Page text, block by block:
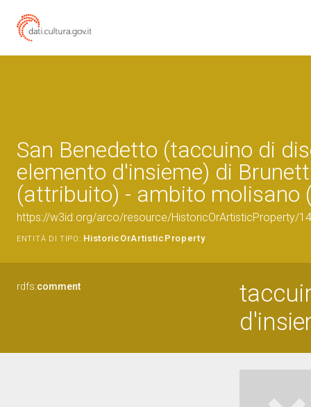
San Benedetto (taccuino di
elemento d'insieme) di
(attribuito) - ambito molisano
https://w3id.org/arco/resource/HistoricOrArtisticProperty/
ENTITÀ DI TIPO: HistoricOrArtisticProperty
rdfs:comment